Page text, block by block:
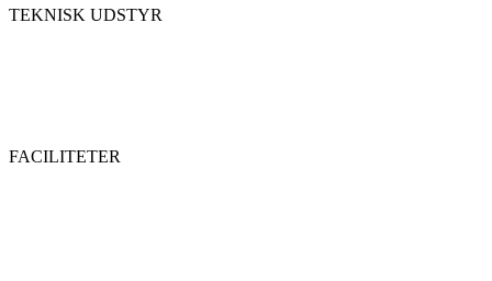
TEKNISK UDSTYR
FACILITETER